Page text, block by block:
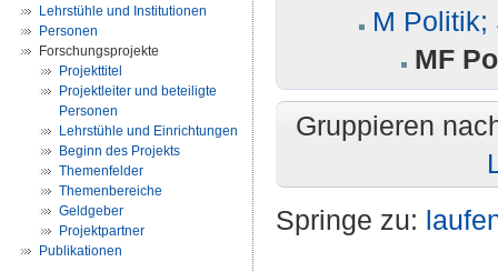
Lehrstühle und Institutionen
Personen
Forschungsprojekte
Projekttitel
Projektleiter und beteiligte
Personen
Lehrstühle und Einrichtungen
Beginn des Projekts
Themenfelder
Themenbereiche
Geldgeber
Projektpartner
Publikationen
M Politik;
MF
Gruppieren
Springe zu: